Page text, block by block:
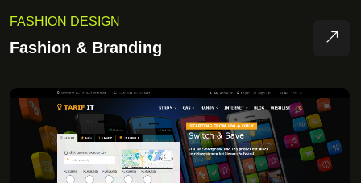
FASHION DESIGN
Fashion & Branding